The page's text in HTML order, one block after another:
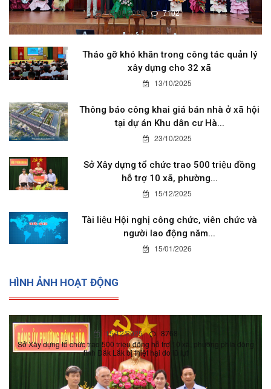
19/08/2025 7102
Tháo gỡ khó khăn trong công tác quản lý
xây dựng cho 32 xã
13/10/2025
Thông báo công khai giá bán nhà ở xã hội
tại dự án Khu dân cư Hà...
23/10/2025
Sở Xây dựng tổ chức trao 500 triệu đồng
hỗ trợ 10 xã, phường...
15/12/2025
Tài liệu Hội nghị công chức, viên chức và
người lao động năm...
15/01/2026
HÌNH ẢNH HOẠT ĐỘNG
15/12/2025 0
Sở Xây dựng tổ chức trao 500 triệu đồng hỗ trợ 10 xã, phường
phía đông tỉnh Đắk Lắk bị thiệt hại do lũ lụt